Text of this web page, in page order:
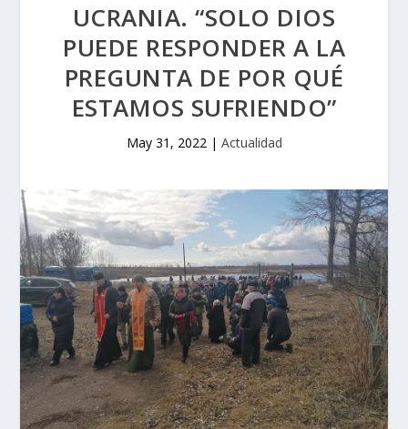
UCRANIA. “SOLO DIOS
PUEDE RESPONDER A LA
PREGUNTA DE POR QUÉ
ESTAMOS SUFRIENDO”
May 31, 2022| Actualidad